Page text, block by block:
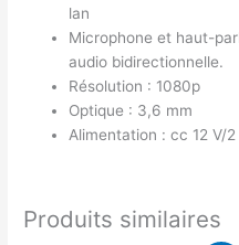
lan
Microphone et haut-
audio bidirectionnelle.
Résolution : 1080p
Optique : 3,6 mm
Alimentation : cc 12 V/2
Produits similaires